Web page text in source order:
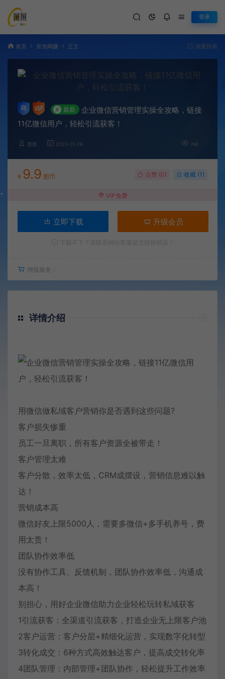
登录
首页 冒泡网赚 正文 我要投稿
# 最新
企业微信营销管理实操全攻略，链接
11亿微信用户，轻松引流获客！
图图 2023-01-28 748
¥ 9.9 图币 点赞 (0) 收藏 (1)
VIP免费
立即下载 升级会员
增值服务：
详情介绍
用微信做私域客户营销你是否遇到这些问题?
客户损失惨重
员工一旦离职，所有客户资源全被带走！
客户管理太难
客户分散，效率太低，CRM成摆设，营销信息难以触
达！
营销成本高
微信好友上限5000人，需要多微信+多手机养号，费
用太贵！
团队协作效率低
没有协作工具、反馈机制，团队协作效率低，沟通成
本高！
别担心，用好企业微信助力企业轻松玩转私域获客
1引流获客：全渠道引流获客，打造企业无上限客户池
2客户运营：客户分层+精细化运营，实现数字化转型
3转化成交：6种方式高效触达客户，提高成交转化率
4团队管理：内部管理+团队协作，轻松提升工作效率